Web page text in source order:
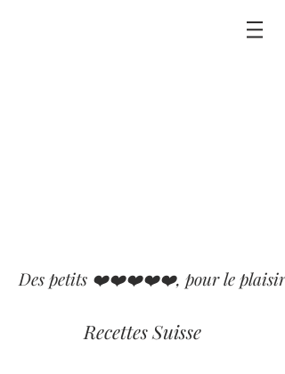
Des petits ❤️❤️❤️❤️❤️, pour le plaisir
Recettes Suisse